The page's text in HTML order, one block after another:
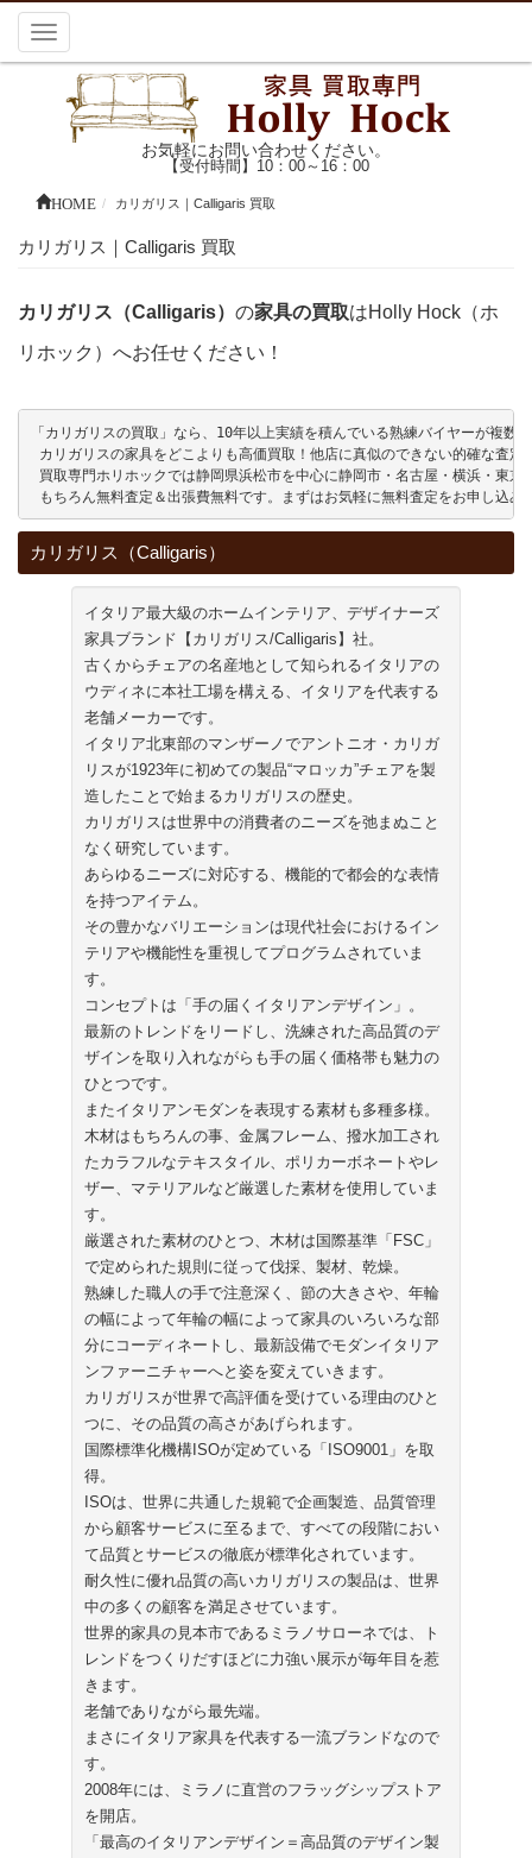
お気軽にお問い合わせください。
【受付時間】10：00～16：00
Toggle
navigation
HOME カリガリス｜Calligaris 買取
カリガリス｜Calligaris 買取
カリガリス（Calligaris） の家具の買取はHolly Hock（ホ
リホック）へお任せください！
「カリガリスの買取」なら、10年以上実績を積んでいる熟練バイヤーが複
カリガリスの家具をどこよりも高価買取！他店に真似のできない的確な査定
買取専門ホリホックでは静岡県浜松市を中心に静岡市・名古屋・横浜・東
もちろん無料査定＆出張費無料です。まずはお気軽に無料査定をお申し込み
カリガリス（Calligaris）
イタリア最大級のホームインテリア、デザイナーズ
家具ブランド【カリガリス/Calligaris】社。
古くからチェアの名産地として知られるイタリアの
ウディネに本社工場を構える、イタリアを代表する
老舗メーカーです。
イタリア北東部のマンザーノでアントニオ・カリガ
リスが1923年に初めての製品“マロッカ”チェアを製
造したことで始まるカリガリスの歴史。
カリガリスは世界中の消費者のニーズを弛まぬこと
なく研究しています。
あらゆるニーズに対応する、機能的で都会的な表情
を持つアイテム。
その豊かなバリエーションは現代社会におけるイン
テリアや機能性を重視してプログラムされていま
す。
コンセプトは「手の届くイタリアンデザイン」。
最新のトレンドをリードし、洗練された高品質のデ
ザインを取り入れながらも手の届く価格帯も魅力の
ひとつです。
またイタリアンモダンを表現する素材も多種多様。
木材はもちろんの事、金属フレーム、撥水加工され
たカラフルなテキスタイル、ポリカーボネートやレ
ザー、マテリアルなど厳選した素材を使用していま
す。
厳選された素材のひとつ、木材は国際基準「FSC」
で定められた規則に従って伐採、製材、乾燥。
熟練した職人の手で注意深く、節の大きさや、年輪
の幅によって年輪の幅によって家具のいろいろな部
分にコーディネートし、最新設備でモダンイタリア
ンファーニチャーへと姿を変えていきます。
カリガリスが世界で高評価を受けている理由のひと
つに、その品質の高さがあげられます。
国際標準化機構ISOが定めている「ISO9001」を取
得。
ISOは、世界に共通した規範で企画製造、品質管理
から顧客サービスに至るまで、すべての段階におい
て品質とサービスの徹底が標準化されています。
耐久性に優れ品質の高いカリガリスの製品は、世界
中の多くの顧客を満足させています。
世界的家具の見本市であるミラノサローネでは、ト
レンドをつくりだすほどに力強い展示が毎年目を惹
きます。
老舗でありながら最先端。
まさにイタリア家具を代表する一流ブランドなので
す。
2008年には、ミラノに直営のフラッグシップストア
を開店。
「最高のイタリアンデザイン＝高品質のデザイン製